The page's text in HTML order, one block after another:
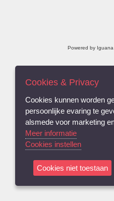
Powered by
Cookies & Privacy
Cookies kunnen worden
persoonlijke evaring te
alsmede voor marketing
Meer informatie
Cookies instellen
Cookies niet toestaan